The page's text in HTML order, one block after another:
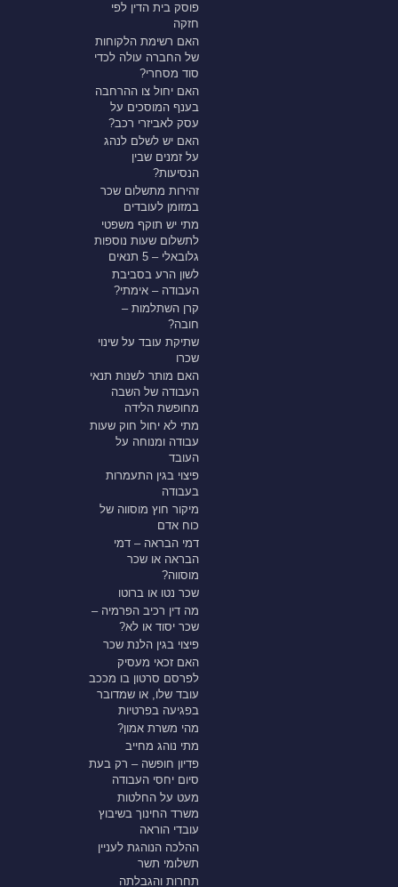
פוסק בית הדין לפי
חזקה
האם רשימת הלקוחות
של החברה עולה לכדי
סוד מסחרי?
האם יחול צו ההרחבה
בענף המוסכים על
עסק לאביזרי רכב?
האם יש לשלם לנהג
על זמנים שבין
הנסיעות?
זהירות מתשלום שכר
במזומן לעובדים
מתי יש תוקף משפטי
לתשלום שעות נוספות
גלובאלי – 5 תנאים
לשון הרע בסביבת
העבודה – אימתי?
קרן השתלמות –
חובה?
שתיקת עובד על שינוי
שכרו
האם מותר לשנות תנאי
העבודה של השבה
מחופשת הלידה
מתי לא יחול חוק שעות
עבודה ומנוחה על
העובד
פיצוי בגין התעמרות
בעבודה
מיקור חוץ מוסווה של
כוח אדם
דמי הבראה – דמי
הבראה או שכר
מוסווה?
שכר נטו או ברוטו
מה דין רכיב הפרמיה –
שכר יסוד או לא?
פיצוי בגין הלנת שכר
האם זכאי מעסיק
לפרסם סרטון בו מככב
עובד שלו, או שמדובר
בפגיעה בפרטיות
מהי משרת אמון?
מתי נוהג מחייב
פדיון חופשה – רק בעת
סיום יחסי העבודה
מעט על החלטות
משרד החינוך בשיבוץ
עובדי הוראה
ההלכה הנוהגת לעניין
תשלומי תשר
תחרות והגבלתה